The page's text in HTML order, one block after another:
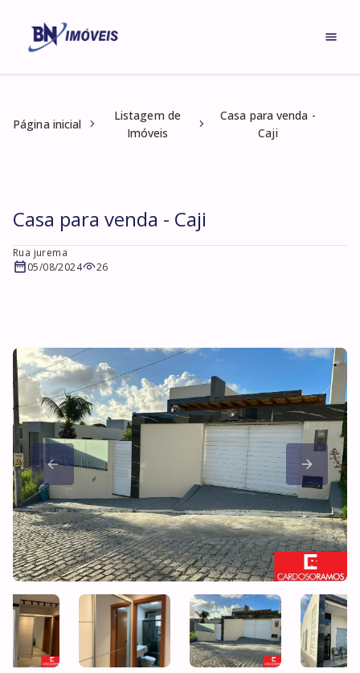
Página inicial
Listagem de
Imóveis
Casa para venda -
Caji
Casa para venda - Caji
Rua jurema
05/08/2024
26